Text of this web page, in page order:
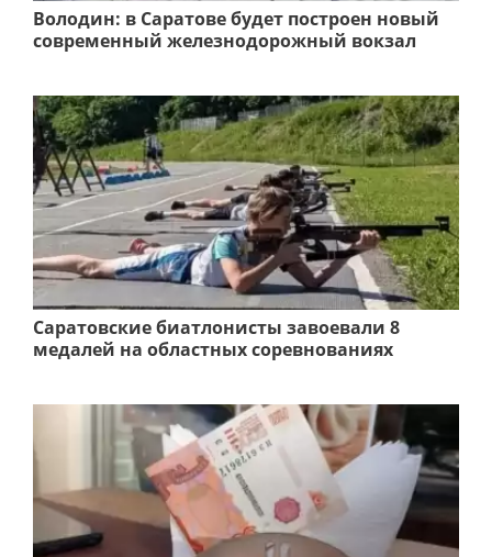
Володин: в Саратове будет построен новый
современный железнодорожный вокзал
Саратовские биатлонисты завоевали 8
медалей на областных соревнованиях